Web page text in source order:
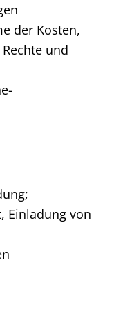
der Kosten,
und
Einladung von